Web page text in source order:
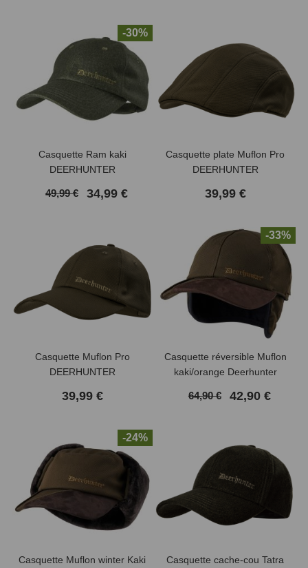
(1 avis)
-30%
Casquette Ram kaki
DEERHUNTER
49,99 € 34,99 €
Casquette plate Muflon Pro
DEERHUNTER
39,99 €
Casquette Muflon Pro
DEERHUNTER
39,99 €
-33%
Casquette réversible Muflon
kaki/orange Deerhunter
64,90 € 42,90 €
-24%
Casquette Muflon winter Kaki
Casquette cache-cou Tatra